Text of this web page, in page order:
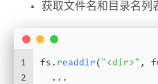
获取文件名和目录名列
1
2
fs. readdir ( "<dir>" ,
  ...